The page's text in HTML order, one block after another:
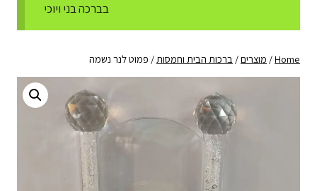
בברכה בני ויוכי
Home
/ מוצרים/ ברכות הבית וחמסות / פמוט לנר נשמה